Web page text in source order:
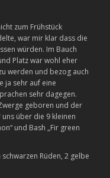
zum Frühstück
war mir klar dass die
würden. Im Bauch
Platz war wohl eher
werden und bezog auch
ja sehr auf eine
sehr dagegen.
geboren und der
über die 9 kleinen
und Bash „Fir green
Rüden, 2 gelbe